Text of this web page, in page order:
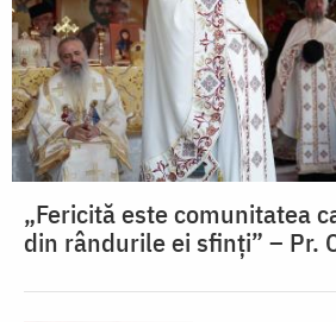
„Fericită este comunitatea
din rândurile ei sfinți” – Pr.